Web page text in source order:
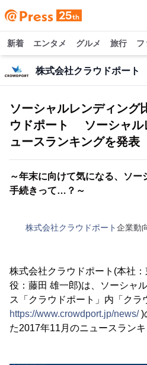
新着 エンタメ グルメ 旅行 フ
株式会社クラウドポート
ソーシャルレンディング
ウドポート ソーシャル
ュースランキングを発表
～年末に向けて気になる、ソ
手続きって…？～
株式会社クラウドポート企業動
株式会社クラウドポート(本社
役：藤田 雄一郎)は、ソーシャ
ス「クラウドポート」内「クラ
https://www.crowdport.jp/news/)
た2017年11月のニュースラン